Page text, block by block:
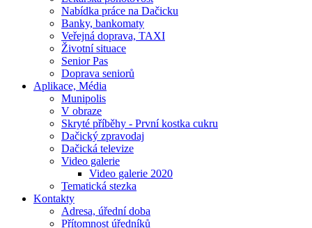
Nabídka práce na Dačicku
Banky, bankomaty
Veřejná doprava, TAXI
Životní situace
Senior Pas
Doprava seniorů
Aplikace, Média
Munipolis
V obraze
Skryté příběhy - První kostka cukru
Dačický zpravodaj
Dačická televize
Video galerie
Video galerie 2020
Tematická stezka
Kontakty
Adresa, úřední doba
Přítomnost úředníků